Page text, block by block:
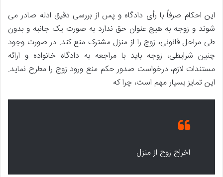
این احکام صرفاً با رأی دادگاه و پس از بررسی دقیق ادله صادر می
شوند و زوجه به هیچ عنوان حق ندارد به صورت یک جانبه و بدون
طی مراحل قانونی، زوج را از منزل مشترک منع کند. در صورت وجود
چنین شرایطی، زوجه باید با مراجعه به دادگاه خانواده و ارائه
مستندات لازم، درخواست صدور حکم منع ورود زوج را مطرح نماید.
این تمایز بسیار مهم است، چرا که
اخراج زوج از منزل